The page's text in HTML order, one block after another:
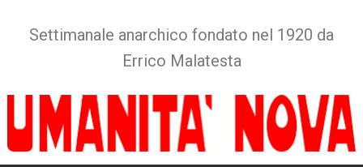
Settimanale anarchico fondato nel 1920 da
Errico Malatesta